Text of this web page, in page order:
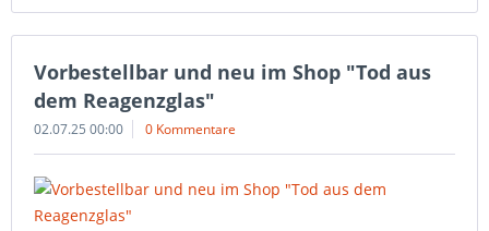
Vorbestellbar und neu im Shop "Tod aus
dem Reagenzglas"
02.07.25 00:00 0 Kommentare